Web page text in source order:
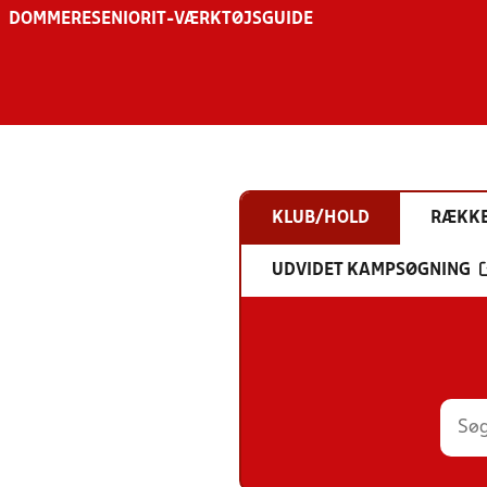
DOMMERESENIOR IT-VÆRKTØJSGUIDE
KLUB/HOLD
UDVIDET KAMPSØGNING